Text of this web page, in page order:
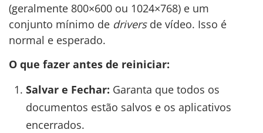
(geralmente 800×600 ou 1024×768) e um
conjunto mínimo de driversde vídeo. Isso é
normal e esperado.
O que fazer antes de reiniciar:
Salvar e Fechar: Garanta que todos os
documentos estão salvos e os aplicativos
encerrados.